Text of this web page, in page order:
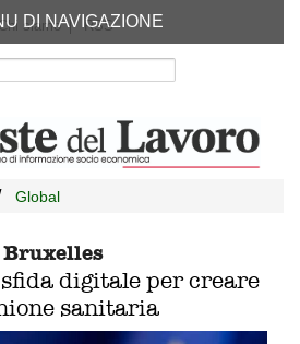
siamo RSS
DI NAVIGAZIONE
Global
Bruxelles
sfida digitale per creare
sanitaria